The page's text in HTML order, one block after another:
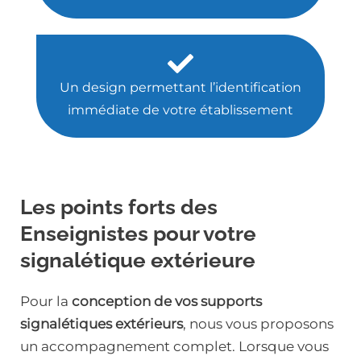
Un design permettant l’identification
immédiate de votre établissement
Les points forts des
Enseignistes pour votre
signalétique extérieure
Pour la conception de vos supports
signalétiques extérieurs, nous vous proposons
un accompagnement complet. Lorsque vous